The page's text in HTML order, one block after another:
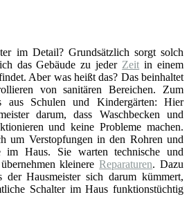
im Detail? Grundsätzlich sorgt solch
das Gebäude zu jeder Zeit in einem
Aber was heißt das? Das beinhaltet
von sanitären Bereichen. Zum
aus Schulen und Kindergärten: Hier
darum, dass Waschbecken und
und keine Probleme machen.
um Verstopfungen in den Rohren und
im Haus. Sie warten technische und
kleinereReparaturen. Dazu
der Hausmeister sich darum kümmert,
Schalter im Haus funktionstüchtig